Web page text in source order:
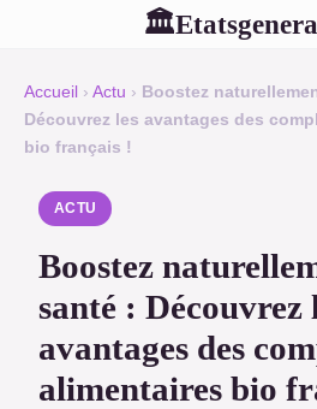
🏛
Accueil › Actu › Boostez
Découvrez les avantages des
bio français !
ACTU
Boostez
santé : Découvrez
avantages des
alimentaires bio